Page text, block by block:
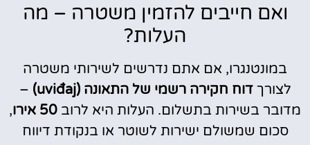
ואם חייבים להזמין משטרה – מה
העלות?
במונטנגרו, אם אתם נדרשים לשירותי משטרה
לצורךדוח חקירה רשמי של התאונה (uviđaj)
–
מדובר בשירות בתשלום. העלות היא לרוב 50 אירו
,
סכום שמשולם ישירות לשוטר או בנקודת דיווח